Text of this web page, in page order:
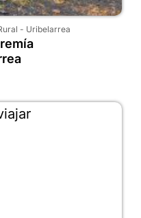
- Uribelarrea